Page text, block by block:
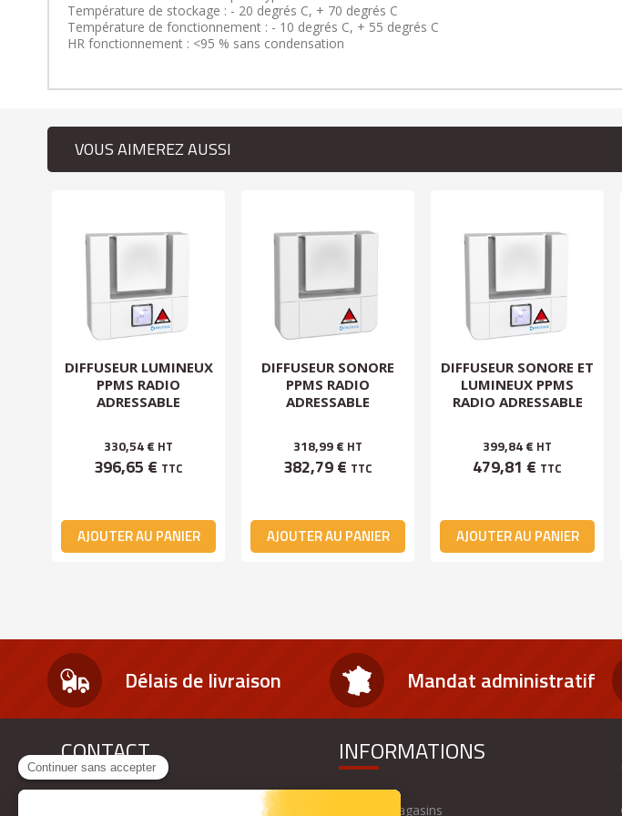
Température de stockage : - 20 degrés C, + 70 degrés C
Température de fonctionnement : - 10 degrés C, + 55 degrés C
HR fonctionnement : <95 % sans condensation
VOUS AIMEREZ AUSSI
DIFFUSEUR LUMINEUX
PPMS RADIO
ADRESSABLE
330,54 € HT
396,65 € TTC
AJOUTER AU PANIER
DIFFUSEUR SONORE
PPMS RADIO
ADRESSABLE
318,99 € HT
382,79 € TTC
AJOUTER AU PANIER
DIFFUSEUR SONORE ET
LUMINEUX PPMS
RADIO ADRESSABLE
399,84 € HT
479,81 € TTC
AJOUTER AU PANIER
Délais de livraison Mandat administratif
CONTACT INFORMATIONS
Nos magasins